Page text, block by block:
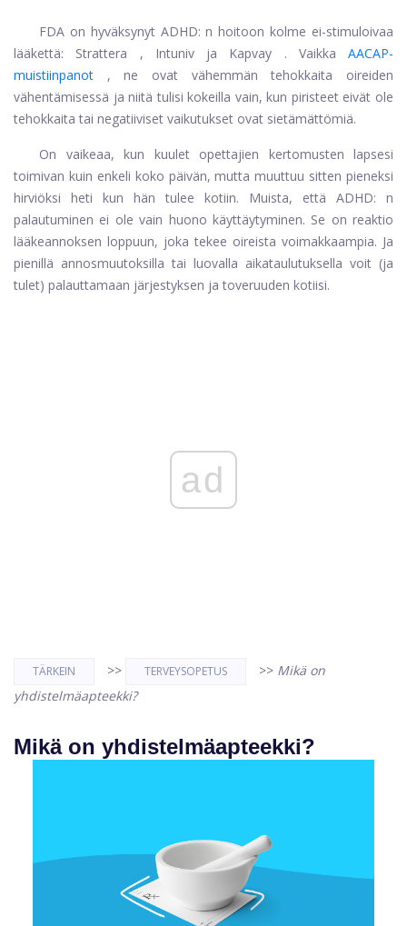
FDA on hyväksynyt ADHD: n hoitoon kolme ei-stimuloivaa
lääkettä:
Strattera , Intuniv ja Kapvay . Vaikka
AACAP-
muistiinpanot
, ne ovat vähemmän tehokkaita oireiden
vähentämisessä ja niitä tulisi kokeilla vain, kun piristeet eivät ole
tehokkaita tai negatiiviset vaikutukset ovat sietämättömiä.
On vaikeaa, kun kuulet opettajien kertomusten lapsesi
toimivan kuin enkeli koko päivän, mutta muuttuu sitten pieneksi
hirviöksi heti kun hän tulee kotiin. Muista, että ADHD: n
palautuminen ei ole vain huono käyttäytyminen. Se on reaktio
lääkeannoksen loppuun, joka tekee oireista voimakkaampia. Ja
pienillä annosmuutoksilla tai luovalla aikataulutuksella voit (ja
tulet) palauttamaan järjestyksen ja toveruuden kotiisi.
ad
TÄRKEIN >> TERVEYSOPETUS >> Mikä on
yhdistelmäapteekki?
Mikä on yhdistelmäapteekki?